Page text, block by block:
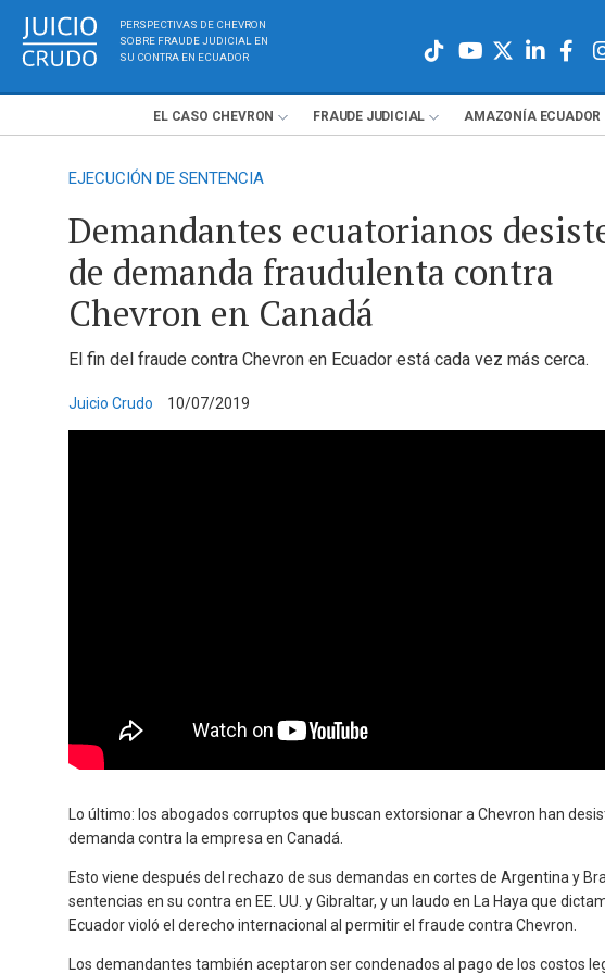
PERSPECTIVAS DE CHEVRON
SOBRE FRAUDE JUDICIAL EN
SU CONTRA EN ECUADOR
EL CASO CHEVRON FRAUDE JUDICIAL AMAZONÍA ECUADOR
EJECUCIÓN DE SENTENCIA
Demandantes ecuatorianos
de demanda fraudulenta contra
Chevron en Canadá
El fin del fraude contra Chevron en Ecuador está cada vez más cerca.
Juicio Crudo 10/07/2019
Lo último: los abogados corruptos que buscan extorsionar a Chevron han
demanda contra la empresa en Canadá.
Esto viene después del rechazo de sus demandas en cortes de Argentina y
sentencias en su contra en EE. UU. y Gibraltar, y un laudo en La Haya que
Ecuador violó el derecho internacional al permitir el fraude contra Chevron.
Los demandantes también aceptaron ser condenados al pago de los costos